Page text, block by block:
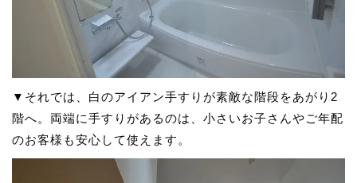
▼それでは、白のアイアン手すりが素敵な階段をあがり2
階へ。両端に手すりがあるのは、小さいお子さんやご年配
のお客様も安心して使えます。